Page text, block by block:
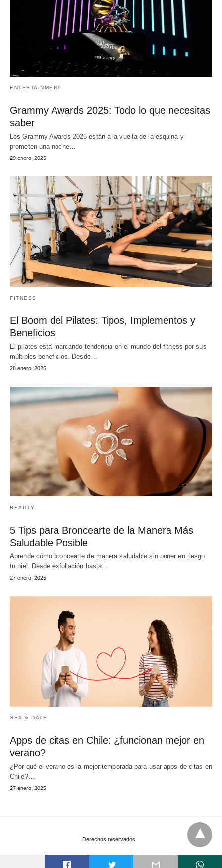
ENTERTAINMENT
Grammy Awards 2025: Todo lo que necesitas
saber
Los Grammy Awards 2025 están a la vuelta de la esquina y
prometen una noche…
29 enero, 2025
FITNESS
El Boom del Pilates: Tipos, Implementos y
Beneficios
El pilates está marcando tendencia en el mundo del fitness por sus
múltiples beneficios. Desde…
28 enero, 2025
BEAUTY
5 Tips para Broncearte de la Manera Más
Saludable Posible
Aprende cómo broncearte de manera saludable sin poner en riesgo
tu piel. Desde exfoliación hasta…
27 enero, 2025
SEX & DATE
Apps de citas en Chile: ¿funcionan mejor en
verano?
¿Por qué el verano es la mejor temporada para usar apps de citas en
Chile?…
27 enero, 2025
Derechos reservados